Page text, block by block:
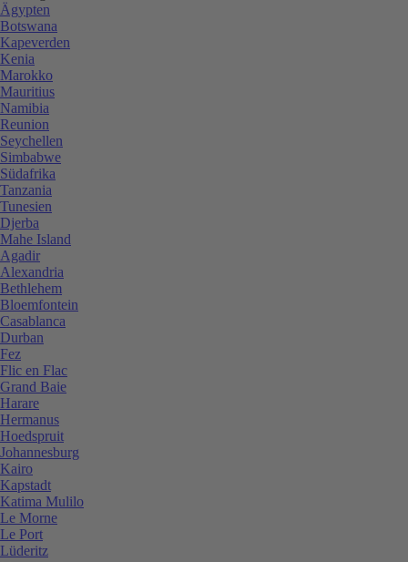
Ägypten
Botswana
Kapeverden
Kenia
Marokko
Mauritius
Namibia
Reunion
Seychellen
Simbabwe
Südafrika
Tanzania
Tunesien
Djerba
Mahe Island
Agadir
Alexandria
Bethlehem
Bloemfontein
Casablanca
Durban
Fez
Flic en Flac
Grand Baie
Harare
Hermanus
Hoedspruit
Johannesburg
Kairo
Kapstadt
Katima Mulilo
Le Morne
Le Port
Lüderitz